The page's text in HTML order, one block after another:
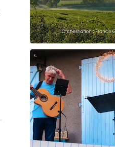
Claude Debussy
Le vent dans la plaine